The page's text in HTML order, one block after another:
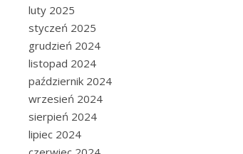
luty 2025
styczeń 2025
grudzień 2024
listopad 2024
październik 2024
wrzesień 2024
sierpień 2024
lipiec 2024